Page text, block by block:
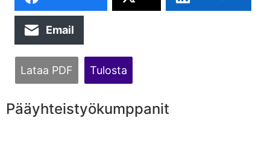
Email
Lataa PDF Tulosta
Pääyhteistyökumppanit